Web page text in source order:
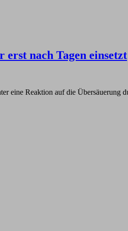
nach Tagen einsetzt
eine Reaktion auf die